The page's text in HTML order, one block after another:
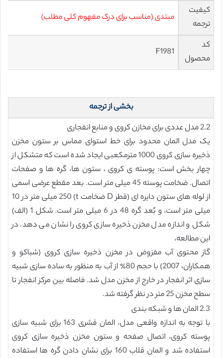
کیفیت
ترجمه
مبتدی (مناسب برای درک مفهوم کلی مطلب)
کد
محصول
F1981
بخشی از ترجمه
2.2 مدل عددی برای مخازن کروی و منابع انفجاری
یک مدل المان محدود برای خط استوای مماس بر ستون مخزن
ذخیره سازی کروی 1000 مترمکعبی ایجاد شده است که متشکل از
چهار بخش است: پوسته ی کروی ، ستون ها، گره ها و صفحات
اتصال. ضخامت پوسته 45 میلی متر است. بعد مقطع عرضی اسمی
از لوله های ستون دایره ای (قطر D ضخامت t) 250 میلی متر در 10
میلی متر است، و بُعد گره 48 در 6 میلی متر است. شکل 1 (الف)
شکل و اندازه مدل مخزن ذخیره سازی کروی را نشان می دهد. در
این مطالعه،
گاز محتوی آب مفزوض در مخزن ذخیره سازی کروی (شباکو و
همکاران، 2007) با حجم 80٪ از آب به منظور به ساده سازی شبیه
سازی اثر انفجار در خارج از مخزن مدل شد. فاصله بین مرکز انفجار تا
سطح مخزن 25 متر در نظر گرفته شد.
2.3 المان ها و شبکه بندی
با توجه به اندازه واقعی مدل، المان قشری 163 برای شبیه سازی
پوسته کروی، اتصال صفحه و ستون مخزن ذخیره سازی کروی
استفاده شد و المان قلاب 160 برای نشان دادن گره ها استفاده